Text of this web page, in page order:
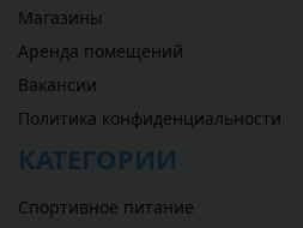
Магазины
Аренда помещений
Вакансии
Политика конфиденциальности
КАТЕГОРИИ
Спортивное питание